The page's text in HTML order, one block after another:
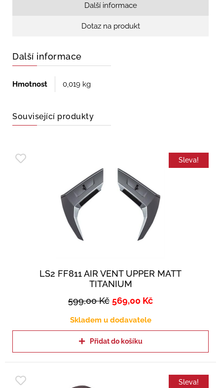
Další informace
Dotaz na produkt
Další informace
Hmotnost 0,019 kg
Související produkty
Sleva!
LS2 FF811 AIR VENT UPPER MATT
TITANIUM
599,00Kč 569,00 Kč
Skladem u dodavatele
Přidat do košíku
Sleva!